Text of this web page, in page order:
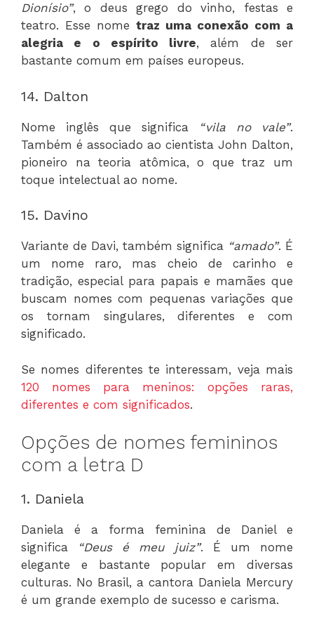
Dionísio”, o deus grego do vinho, festas e
teatro. Esse nome traz uma conexão com a
alegria e o espírito livre, além de ser
bastante comum em países europeus.
14. Dalton
Nome inglês que significa “vila no vale”.
Também é associado ao cientista John Dalton,
pioneiro na teoria atômica, o que traz um
toque intelectual ao nome.
15. Davino
Variante de Davi, também significa “amado”. É
um nome raro, mas cheio de carinho e
tradição, especial para papais e mamães que
buscam nomes com pequenas variações que
os tornam singulares, diferentes e com
significado.
Se nomes diferentes te interessam, veja mais
120 nomes para meninos: opções raras,
diferentes e com significados.
Opções de nomes femininos
com a letra D
1. Daniela
Daniela é a forma feminina de Daniel e
significa
“Deus é meu juiz”. É um nome
elegante e bastante popular em diversas
culturas. No Brasil, a cantora Daniela Mercury
é um grande exemplo de sucesso e carisma.